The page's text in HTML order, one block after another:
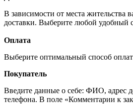
В зависимости от места жительства
доставки. Выберите любой удобный
Оплата
Выберите оптимальный способ
Покупатель
Введите данные о себе: ФИО, адрес
телефона. В поле «Комментарии к